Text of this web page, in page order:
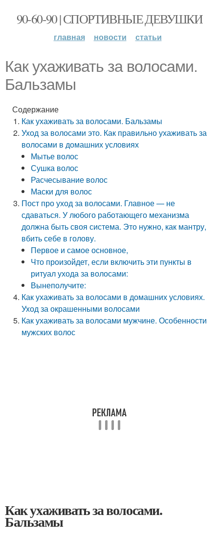
90-60-90 | СПОРТИВНЫЕ ДЕВУШКИ
главная новости статьи
Как ухаживать за волосами.
Бальзамы
Содержание
Как ухаживать за волосами. Бальзамы
Уход за волосами это. Как правильно ухаживать за
волосами в домашних условиях
Мытье волос
Сушка волос
Расчесывание волос
Маски для волос
Пост про уход за волосами. Главное — не
сдаваться. У любого работающего механизма
должна быть своя система. Это нужно, как мантру,
вбить себе в голову.
Первое и самое основное,
Что произойдет, если включить эти пункты в
ритуал ухода за волосами:
Вынеполучите:
Как ухаживать за волосами в домашних условиях.
Уход за окрашенными волосами
Как ухаживать за волосами мужчине. Особенности
мужских волос
Как ухаживать за волосами.
Бальзамы